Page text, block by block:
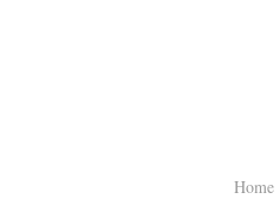
Home